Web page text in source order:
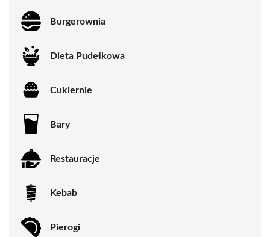
Burgerownia
Dieta Pudełkowa
Cukiernie
Bary
Restauracje
Kebab
Pierogi